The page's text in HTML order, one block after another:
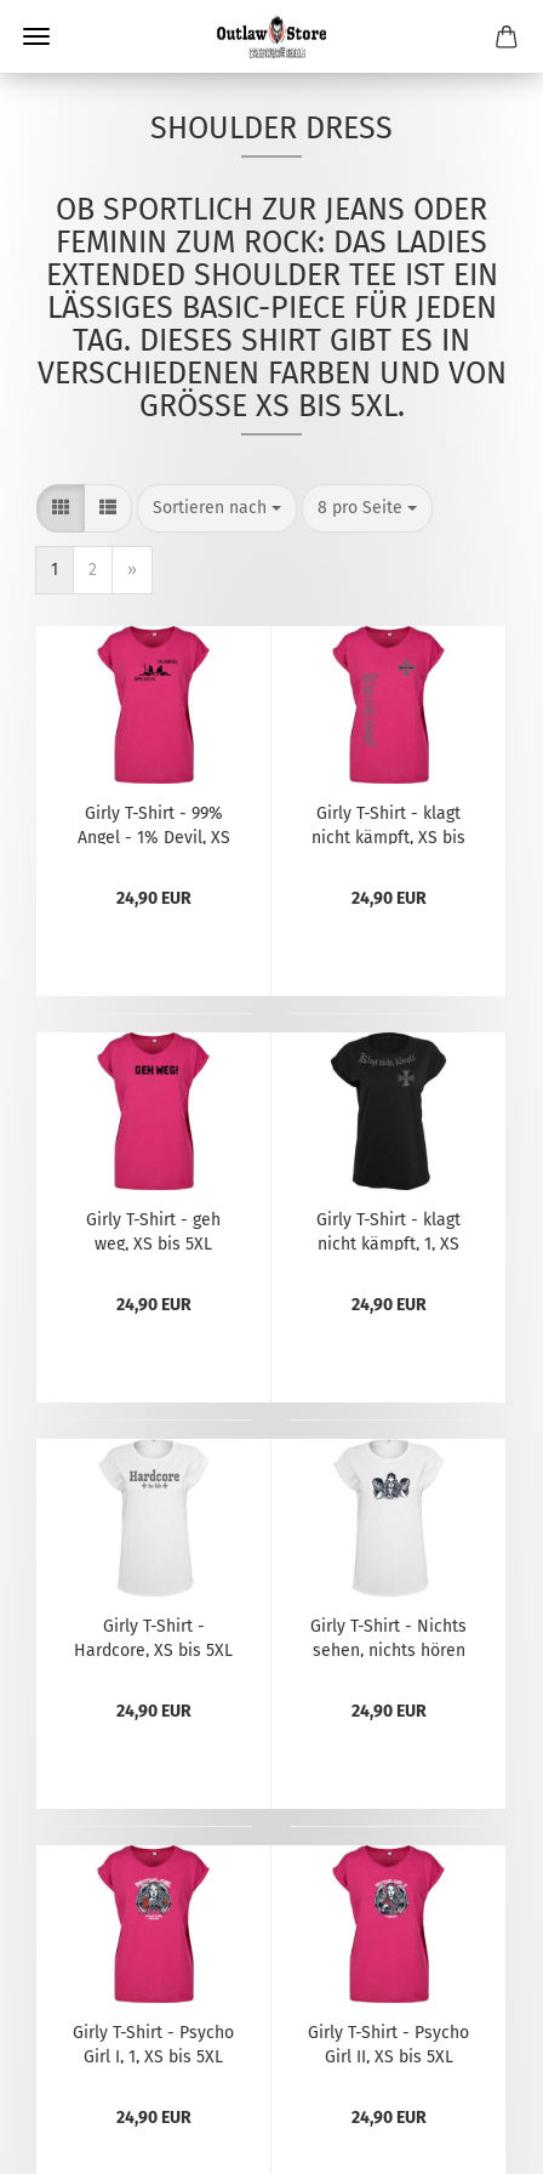
SHOULDER DRESS
OB SPORTLICH ZUR JEANS ODER
FEMININ ZUM ROCK: DAS LADIES
EXTENDED SHOULDER TEE IST EIN
LÄSSIGES BASIC-PIECE FÜR JEDEN
TAG. DIESES SHIRT GIBT ES IN
VERSCHIEDENEN FARBEN UND VON
GRÖSSE XS BIS 5XL.
Sortieren nach
Sortieren nach 8 pro Seite
pro Seite
1 2 »
Girly T-Shirt - 99%
Angel - 1% Devil, XS
24,90 EUR
Girly T-Shirt - klagt
nicht kämpft, XS bis
24,90 EUR
Girly T-Shirt - geh
weg, XS bis 5XL
24,90 EUR
Girly T-Shirt - klagt
nicht kämpft, 1, XS
24,90 EUR
Girly T-Shirt -
Hardcore, XS bis 5XL
24,90 EUR
Girly T-Shirt - Nichts
sehen, nichts hören
24,90 EUR
Girly T-Shirt - Psycho
Girl I, 1, XS bis 5XL
24,90 EUR
Girly T-Shirt - Psycho
Girl II, XS bis 5XL
24,90 EUR